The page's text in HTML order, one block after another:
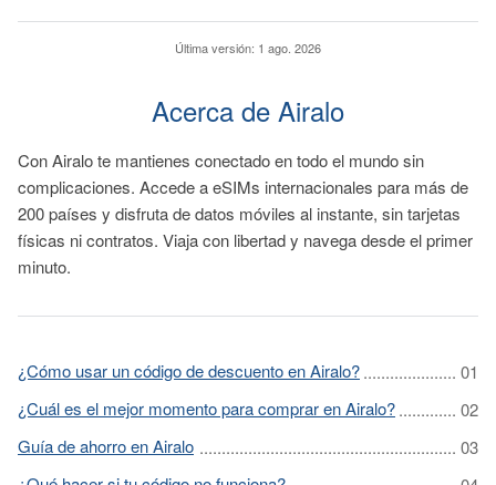
Última versión: 1 ago. 2026
Acerca de Airalo
Con Airalo te mantienes conectado en todo el mundo sin
complicaciones. Accede a eSIMs internacionales para más de
200 países y disfruta de datos móviles al instante, sin tarjetas
físicas ni contratos. Viaja con libertad y navega desde el primer
minuto.
¿Cómo usar un código de descuento en Airalo?
¿Cuál es el mejor momento para comprar en Airalo?
Guía de ahorro en Airalo